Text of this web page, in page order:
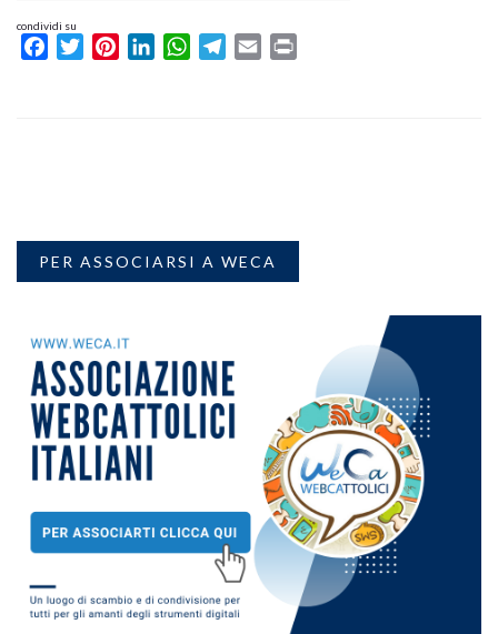
condividi su
FacebookTwitterPinterestLinkedInWhatsAppTelegram
Email
PER ASSOCIARSI A WECA